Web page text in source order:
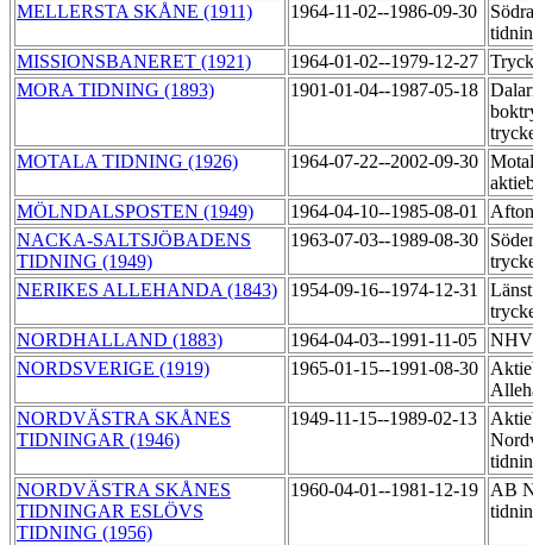
MELLERSTA SKÅNE (1911)
1964-11-02--1986-09-30
MISSIONSBANERET (1921)
1964-01-02--1979-12-27
MORA TIDNING (1893)
1901-01-04--1987-05-18
MOTALA TIDNING (1926)
1964-07-22--2002-09-30
MÖLNDALSPOSTEN (1949)
1964-04-10--1985-08-01
NACKA-SALTSJÖBADENS
TIDNING (1949)
1963-07-03--1989-08-30
NERIKES ALLEHANDA (1843)
1954-09-16--1974-12-31
NORDHALLAND (1883)
1964-04-03--1991-11-05
NORDSVERIGE (1919)
1965-01-15--1991-08-30
NORDVÄSTRA SKÅNES
TIDNINGAR (1946)
1949-11-15--1989-02-13
NORDVÄSTRA SKÅNES
TIDNINGAR ESLÖVS
TIDNING (1956)
1960-04-01--1981-12-19
AB